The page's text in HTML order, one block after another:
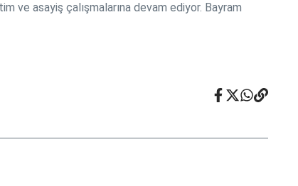
ve asayiş çalışmalarına devam ediyor. Bayram